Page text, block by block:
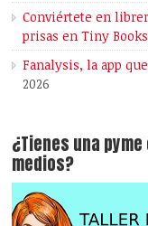
Conviértete en
prisas en Tiny
Fanalysis, la app
2026
¿Tienes una pyme o startup?
medios?